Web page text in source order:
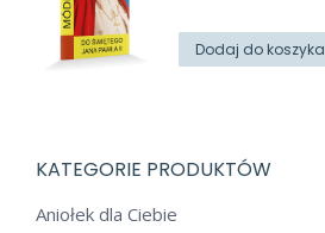
Dodaj do koszyka
KATEGORIE PRODUKTÓW
Aniołek dla Ciebie